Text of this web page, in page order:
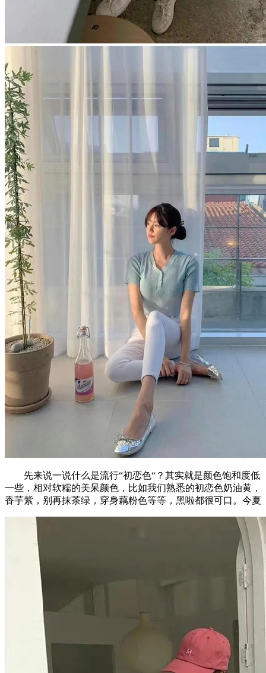
先来说一说什么是流行“初恋色“？其实就是颜色饱和度低
一些，相对软糯的美呆颜色，比如我们熟悉的初恋色奶油黄，
香芋紫，别再抹茶绿，穿身藕粉色等等，黑啦都很可口。今夏